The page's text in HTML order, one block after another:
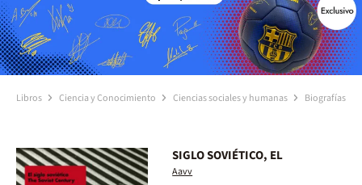
Libros Ciencia y Conocimiento Ciencias sociales y humanas Biografías
SIGLO SOVIÉTICO, EL
Aavv